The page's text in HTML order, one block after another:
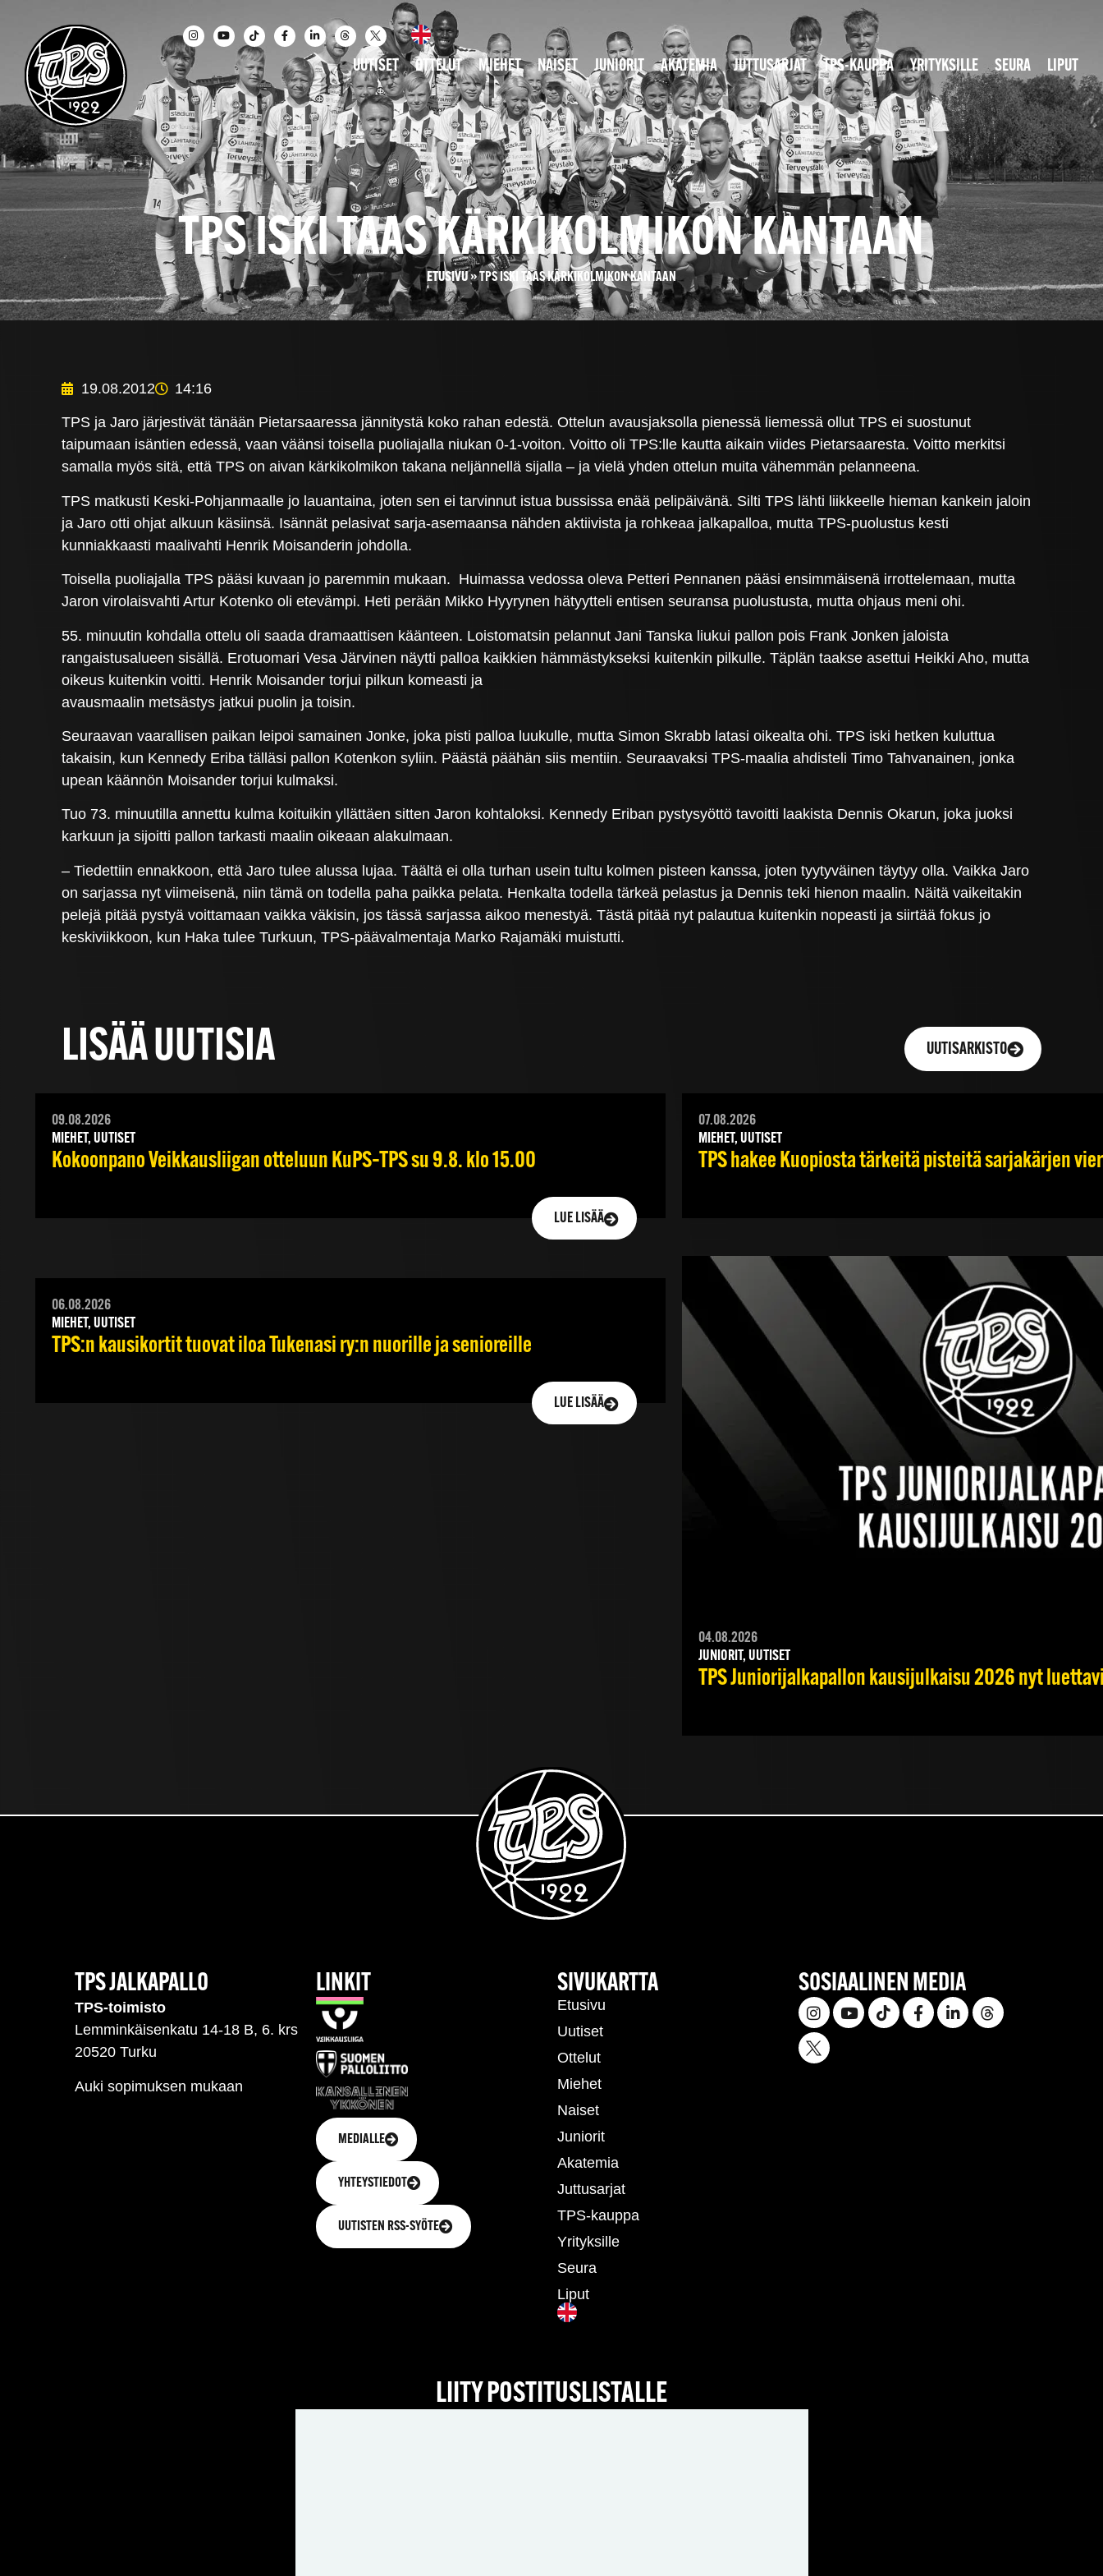
UUTISET OTTELUT MIEHET NAISET JUNIORIT AKATEMIA JUTTUSARJAT TPS-KAUPPA YRITYKSILLE SEURA LIPUT
TPS ISKI TAAS KÄRKIKOLMIKON KANTAAN
ETUSIVU»TPS ISKI TAAS KÄRKIKOLMIKON KANTAAN
19.08.2012 14:16
TPS ja Jaro järjestivät tänään Pietarsaaressa jännitystä koko rahan edestä. Ottelun avausjaksolla pienessä liemessä ollut TPS ei suostunut
taipumaan isäntien edessä, vaan väänsi toisella puoliajalla niukan 0-1-voiton. Voitto oli TPS:lle kautta aikain viides Pietarsaaresta. Voitto merkitsi
samalla myös sitä, että TPS on aivan kärkikolmikon takana neljännellä sijalla – ja vielä yhden ottelun muita vähemmän pelanneena.
TPS matkusti Keski-Pohjanmaalle jo lauantaina, joten sen ei tarvinnut istua bussissa enää pelipäivänä. Silti TPS lähti liikkeelle hieman kankein jaloin
ja Jaro otti ohjat alkuun käsiinsä. Isännät pelasivat sarja-asemaansa nähden aktiivista ja rohkeaa jalkapalloa, mutta TPS-puolustus kesti
kunniakkaasti maalivahti Henrik Moisanderin johdolla.
Toisella puoliajalla TPS pääsi kuvaan jo paremmin mukaan. Huimassa vedossa oleva Petteri Pennanen pääsi ensimmäisenä irrottelemaan, mutta
Jaron virolaisvahti Artur Kotenko oli etevämpi. Heti perään Mikko Hyyrynen hätyytteli entisen seuransa puolustusta, mutta ohjaus meni ohi.
55. minuutin kohdalla ottelu oli saada dramaattisen käänteen. Loistomatsin pelannut Jani Tanska liukui pallon pois Frank Jonken jaloista
rangaistusalueen sisällä. Erotuomari Vesa Järvinen näytti palloa kaikkien hämmästykseksi kuitenkin pilkulle. Täplän taakse asettui Heikki Aho, mutta
oikeus kuitenkin voitti. Henrik Moisander torjui pilkun komeasti ja
avausmaalin metsästys jatkui puolin ja toisin.
Seuraavan vaarallisen paikan leipoi samainen Jonke, joka pisti palloa luukulle, mutta Simon Skrabb latasi oikealta ohi. TPS iski hetken kuluttua
takaisin, kun Kennedy Eriba tälläsi pallon Kotenkon syliin. Päästä päähän siis mentiin. Seuraavaksi TPS-maalia ahdisteli Timo Tahvanainen, jonka
upean käännön Moisander torjui kulmaksi.
Tuo 73. minuutilla annettu kulma koituikin yllättäen sitten Jaron kohtaloksi. Kennedy Eriban pystysyöttö tavoitti laakista Dennis Okarun, joka juoksi
karkuun ja sijoitti pallon tarkasti maalin oikeaan alakulmaan.
– Tiedettiin ennakkoon, että Jaro tulee alussa lujaa. Täältä ei olla turhan usein tultu kolmen pisteen kanssa, joten tyytyväinen täytyy olla. Vaikka Jaro
on sarjassa nyt viimeisenä, niin tämä on todella paha paikka pelata. Henkalta todella tärkeä pelastus ja Dennis teki hienon maalin. Näitä vaikeitakin
pelejä pitää pystyä voittamaan vaikka väkisin, jos tässä sarjassa aikoo menestyä. Tästä pitää nyt palautua kuitenkin nopeasti ja siirtää fokus jo
keskiviikkoon, kun Haka tulee Turkuun, TPS-päävalmentaja Marko Rajamäki muistutti.
LISÄÄ UUTISIA UUTISARKISTO
09.08.2026
MIEHET, UUTISET
Kokoonpano Veikkausliigan otteluun KuPS–TPS su 9.8. klo 15.00
LUE LISÄÄ
07.08.2026
MIEHET, UUTISET
TPS hakee Kuopiosta tärkeitä pisteitä sarjakärjen
06.08.2026
MIEHET, UUTISET
TPS:n kausikortit tuovat iloa Tukenasi ry:n nuorille ja senioreille
LUE LISÄÄ
04.08.2026
JUNIORIT, UUTISET
TPS Juniorijalkapallon kausijulkaisu 2026 nyt
TPS JALKAPALLO
TPS-toimisto
Lemminkäisenkatu 14-18 B, 6. krs
20520 Turku
Auki sopimuksen mukaan
LINKIT
MEDIALLE
YHTEYSTIEDOT
UUTISTEN RSS-SYÖTE
SIVUKARTTA
Etusivu
Uutiset
Ottelut
Miehet
Naiset
Juniorit
Akatemia
Juttusarjat
TPS-kauppa
Yrityksille
Seura
Liput
SOSIAALINEN MEDIA
LIITY POSTITUSLISTALLE